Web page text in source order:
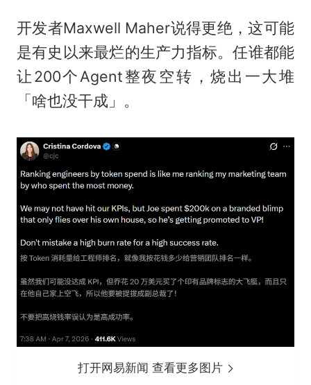
开发者Maxwell Maher说得更绝，这可能
是有史以来最烂的生产力指标。任谁都能
让200个Agent整夜空转，烧出一大堆
「啥也没干成」。
打开网易新闻 查看更多图片